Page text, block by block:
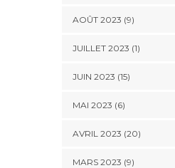
AOÛT 2023 (9)
JUILLET 2023 (1)
JUIN 2023 (15)
MAI 2023 (6)
AVRIL 2023 (20)
MARS 2023 (9)